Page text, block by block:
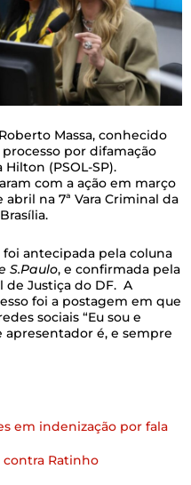
Massa, conhecido
por difamação
(PSOL-SP).
com a ação em março
na 7ª Vara Criminal da
antecipada pela coluna
S.Paulo, e confirmada pela
de Justiça do DF. A
foi a postagem em que
sociais “Eu sou e
é, e sempre
em indenização por fala
contra Ratinho